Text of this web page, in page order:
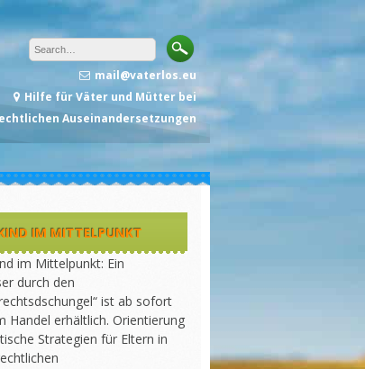
mail@vaterlos.eu
Hilfe für Väter und Mütter bei
Auseinandersetzungen
IM MITTELPUNKT
im Mittelpunkt: Ein
durch den
ist ab sofort
Handel erhältlich. Orientierung
Strategien für Eltern in